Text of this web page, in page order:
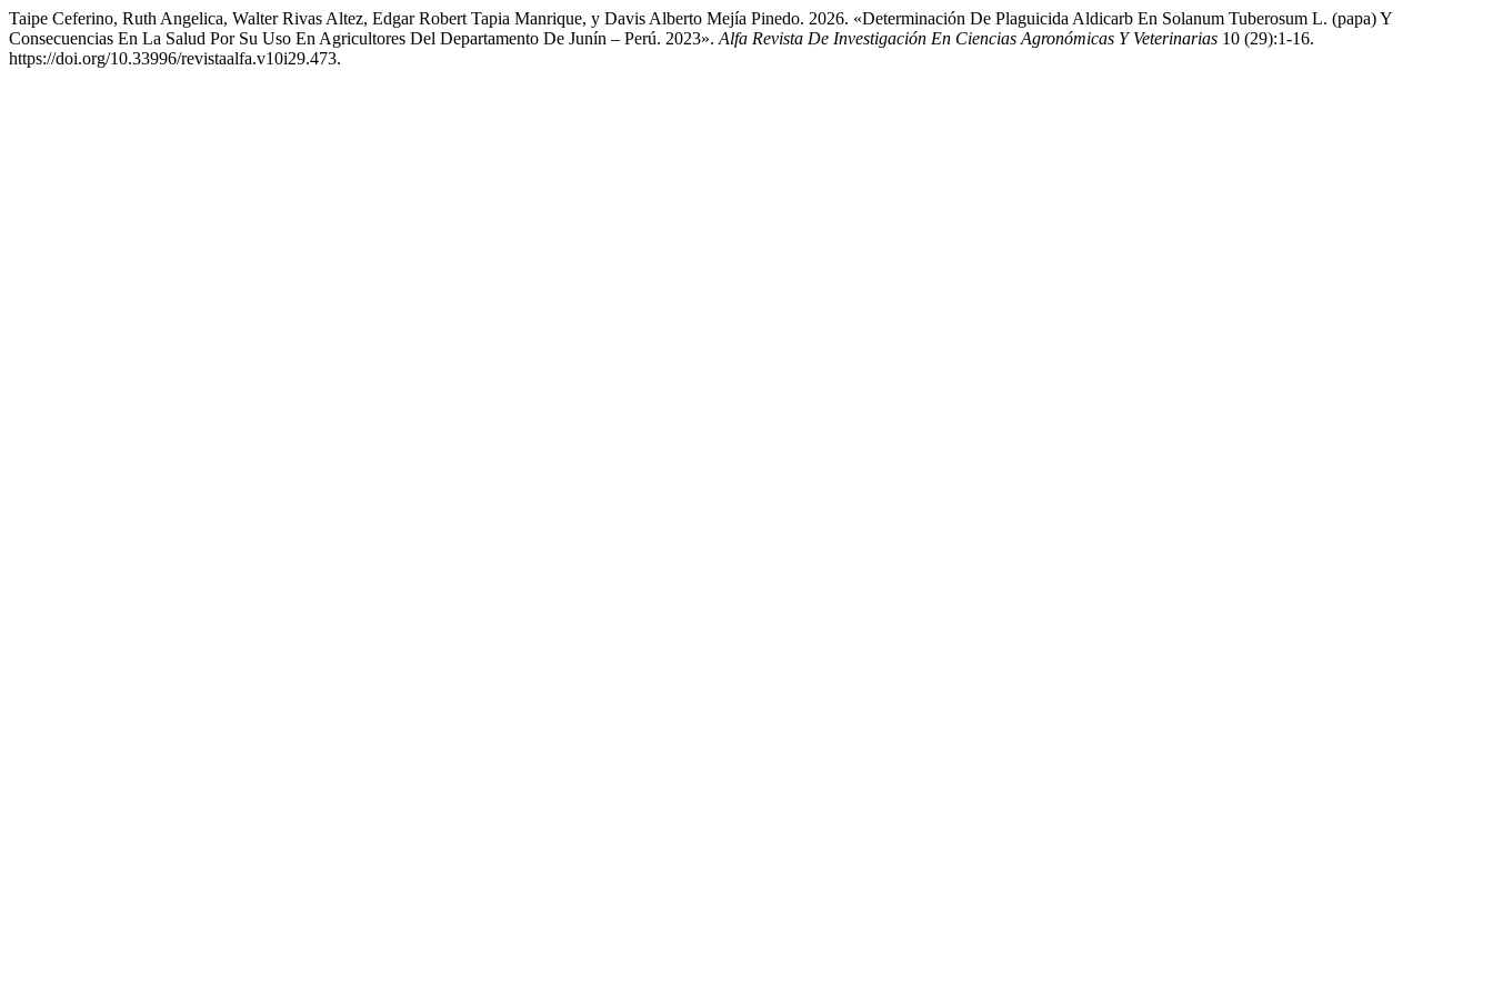
Taipe Ceferino, Ruth Angelica, Walter Rivas Altez, Edgar Robert Tapia Manrique, y Davis Alberto Mejía Pinedo. 2026. «Determinación De Plaguicida Aldicarb En Solanum Tuberosum L. (papa) Y
Consecuencias En La Salud Por Su Uso En Agricultores Del Departamento De Junín – Perú. 2023». Alfa Revista De Investigación En Ciencias Agronómicas Y Veterinarias 10 (29):1-16.
https://doi.org/10.33996/revistaalfa.v10i29.473.